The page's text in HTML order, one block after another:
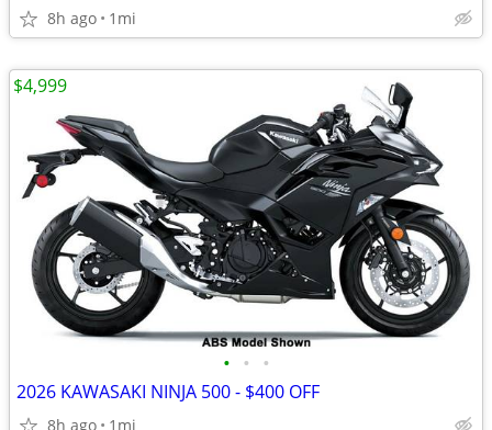
8h ago 1mi
• • •
2026 KAWASAKI NINJA 500 - $400 OFF
8h ago 1mi
$4,999